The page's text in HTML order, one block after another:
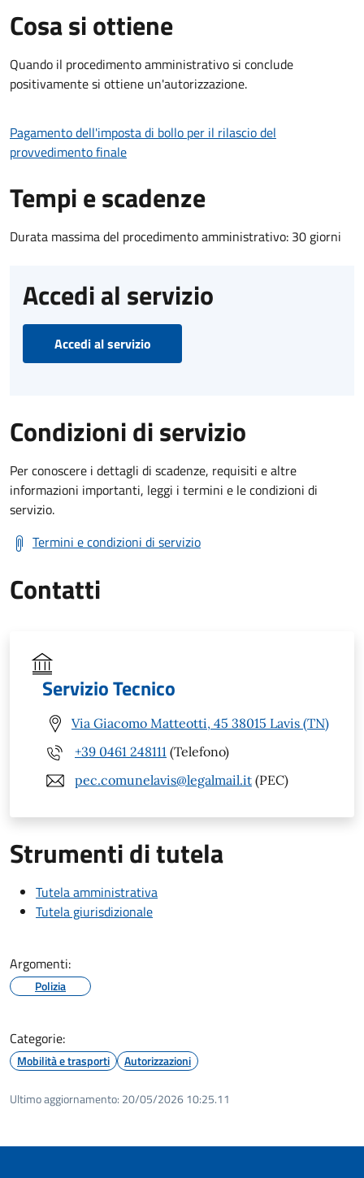
Cosa si ottiene
Quando il procedimento amministrativo si conclude
positivamente si ottiene un'autorizzazione.
Pagamento dell'imposta di bollo per il rilascio del
provvedimento finale
Tempi e scadenze
Durata massima del procedimento amministrativo: 30 giorni
Accedi al servizio
Accedi al servizio
Condizioni di servizio
Per conoscere i dettagli di scadenze, requisiti e altre
informazioni importanti, leggi i termini e le condizioni di
servizio.
Termini e condizioni di servizio
Contatti
Servizio Tecnico
Via Giacomo Matteotti, 45 38015 Lavis (TN)
+39 0461 248111 (Telefono)
pec.comunelavis@legalmail.it (PEC)
Strumenti di tutela
Tutela amministrativa
Tutela giurisdizionale
Argomenti:
Polizia
Categorie:
Mobilità e trasporti Autorizzazioni
Ultimo aggiornamento: 20/05/2026 10:25.11